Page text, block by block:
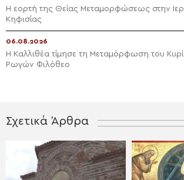
Η εορτή της Θείας Μεταμορφώσεως στην
Κηφισίας
06.08.2026
Η Καλλιθέα τίμησε τη Μεταμόρφωση του
Ρωγών Φιλόθεο
Σχετικά Άρθρα